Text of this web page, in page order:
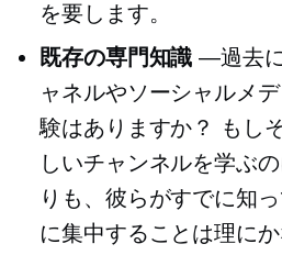
を要します。
既存の専門知識 —過去
ャネルやソーシャルメ
験はありますか？ もし
しいチャンネルを学ぶ
りも、彼らがすでに知
に集中することは理に